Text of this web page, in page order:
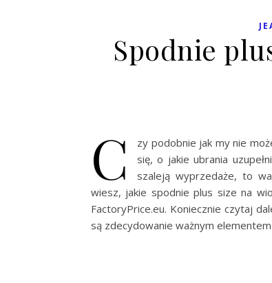
Spodnie
C
zy podobnie jak my nie
się, o jakie ubrania
szaleją wyprzedaże, to
wiesz, jakie spodnie plus size na
FactoryPrice.eu. Koniecznie czytaj
są zdecydowanie ważnym